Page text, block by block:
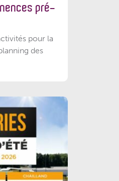
pré-
pour la
des